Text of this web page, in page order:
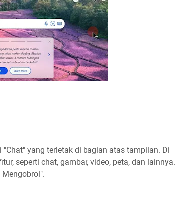
yang terletak di bagian atas tampilan. Di
seperti chat, gambar, video, peta, dan lainnya.